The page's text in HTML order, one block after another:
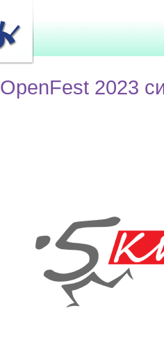
OpenFest 2023